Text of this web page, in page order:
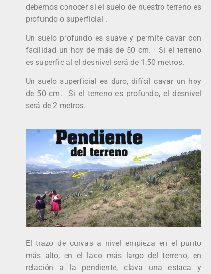
debemos conocer si el suelo de nuestro terreno es
profundo o superficial .
Un suelo profundo es suave y permite cavar con
facilidad un hoy de más de 50 cm. · Si el terreno
es superficial el desnivel será de 1,50 metros.
Un suelo superficial es duro, difícil cavar un hoy
de 50 cm. Si el terreno es profundo, el desnivel
será de 2 metros.
El trazo de curvas a nivel empieza en el punto
más alto, en el lado más largo del terreno, en
relación a la pendiente, clava una estaca y